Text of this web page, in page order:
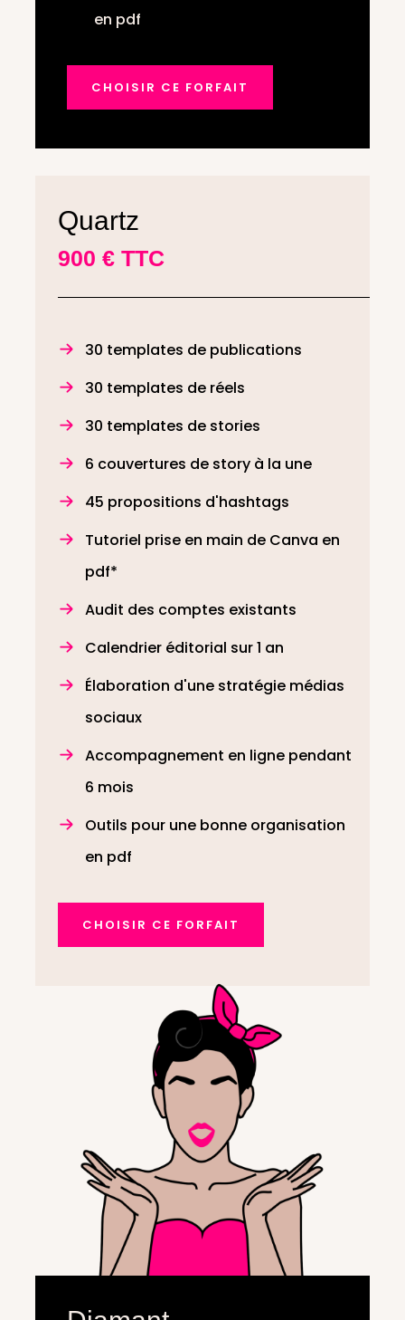
en pdf
CHOISIR CE FORFAIT
Quartz
900 € TTC
30 templates de publications
30 templates de réels
30 templates de stories
6 couvertures de story à la une
45 propositions d'hashtags
Tutoriel prise en main de Canva en
pdf*
Audit des comptes existants
Calendrier éditorial sur 1 an
Élaboration d'une stratégie médias
sociaux
Accompagnement en ligne pendant
6 mois
Outils pour une bonne organisation
en pdf
CHOISIR CE FORFAIT